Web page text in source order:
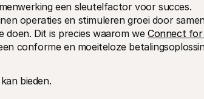
een sleutelfactor voor succes.
operaties en stimuleren groei door
Dit is precies waarom we Connect for
conforme en moeiteloze
bieden.